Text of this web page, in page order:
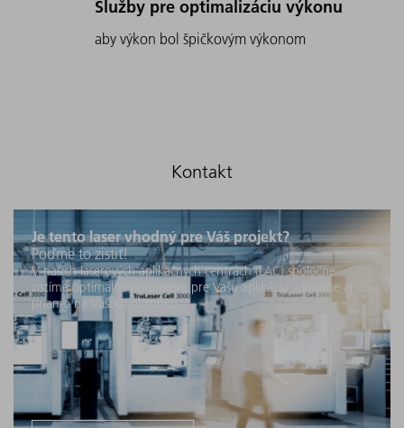
Služby pre optimalizáciu výkonu
aby výkon bol špičkovým výkonom
Je tento laser vhodný pre Váš projekt?
Poďme to zistiť!
V našich laserových aplikačných centrách (LAC) spoločne
zistíme optimálne parametre pre Vašu aplikáciu – kľudne aj
priamo na Vašom obrobku.